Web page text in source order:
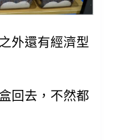
外還有經濟型
回去，不然都